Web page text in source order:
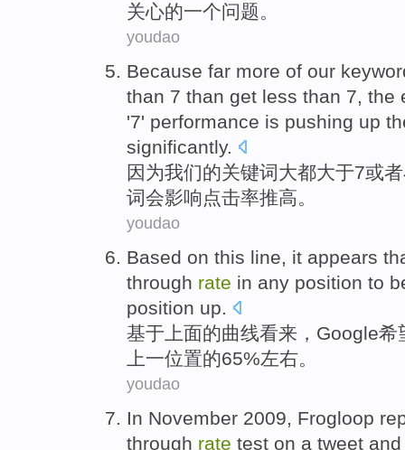
关心的一个问题。
youdao
Because far more of our
than 7 than get less than 7, the
'7' performance is pushing up
significantly.
因为我们的关键词大都大于7或者
词会影响点击率推高。
youdao
Based on this line, it appears
through rate in any position to
position up.
基于 上面的曲线看来 ， Google希
上一位置的65%左右。
youdao
In November 2009, Frogloop
through rate test on a tweet and